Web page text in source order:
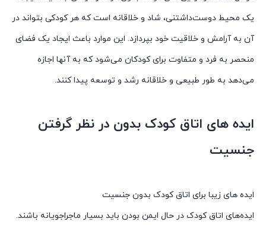
یک محیط دوست‌داشتنی، شاد و خلاقانه است که هر کودکی بتواند در
آن به آرامش و خلاقیت خود بپردازد. این موارد باعث ایجاد یک فضای
منحصر به فرد و متفاوت برای کودکان می‌شود که به آنها اجازه
می‌دهد به طور طبیعی و خلاقانه رشد و توسعه پیدا کنند.
ایده های اتاق کودک بدون در نظر گرفتن
جنسیت
ایده های زیبا برای اتاق کودک بدون جنسیت
ایده‌های اتاق کودک در حال ایمن بودن باید بسیار ماجراجویانه باشند.